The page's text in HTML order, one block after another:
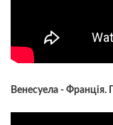
Венесуела - Франція.